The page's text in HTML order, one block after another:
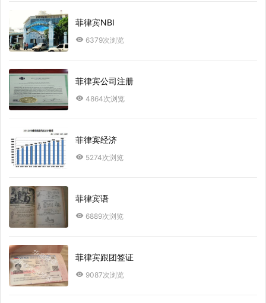
菲律宾NBI
6379次浏览
菲律宾公司注册
4864次浏览
菲律宾经济
5274次浏览
菲律宾语
6889次浏览
菲律宾跟团签证
9087次浏览